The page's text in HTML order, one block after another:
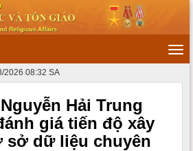
2026 08:32 SA
Hải Trung
giá tiến độ xây
sở dữ liệu chuyên